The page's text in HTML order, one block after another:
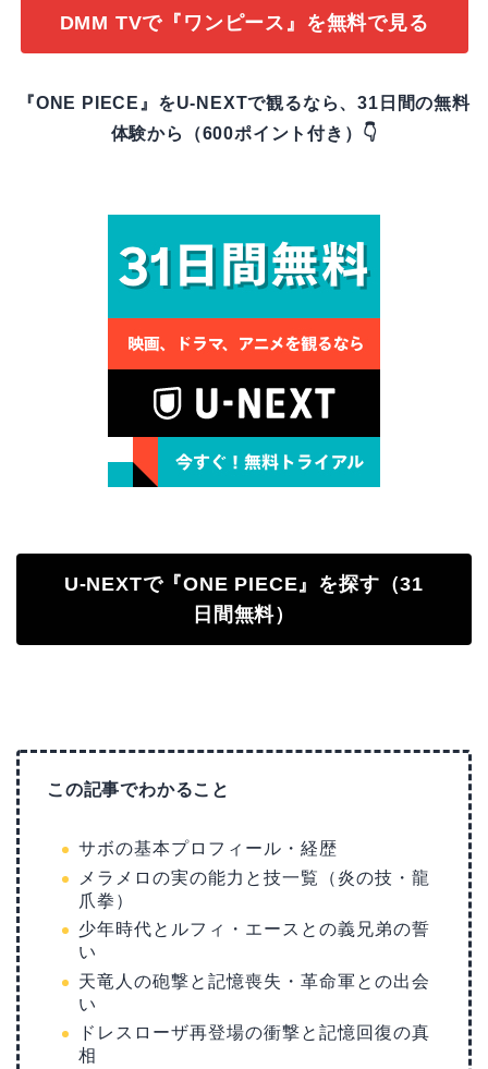
DMM TVで『ワンピース』を無料で見る
『ONE PIECE』をU-NEXTで観るなら、31日間の無料
体験から（600ポイント付き）👇
U-NEXTで『ONE PIECE』を探す（31
日間無料）
この記事でわかること
サボの基本プロフィール・経歴
メラメロの実の能力と技一覧（炎の技・龍
爪拳）
少年時代とルフィ・エースとの義兄弟の誓
い
天竜人の砲撃と記憶喪失・革命軍との出会
い
ドレスローザ再登場の衝撃と記憶回復の真
相